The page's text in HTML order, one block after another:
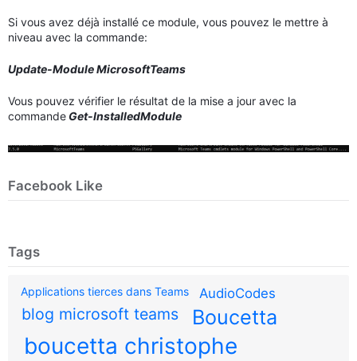
Si vous avez déjà installé ce module, vous pouvez le mettre à
niveau avec la commande:
Update-Module MicrosoftTeams
Vous pouvez vérifier le résultat de la mise a jour avec la
commande Get-InstalledModule
Facebook Like
Tags
Applications tierces dans Teams AudioCodes
blog microsoft teams Boucetta
boucetta christophe